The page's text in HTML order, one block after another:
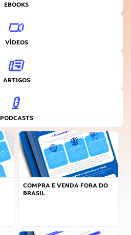
EBOOKS
VÍDEOS
ARTIGOS
PODCASTS
COMPRA E VENDA FORA DO
BRASIL